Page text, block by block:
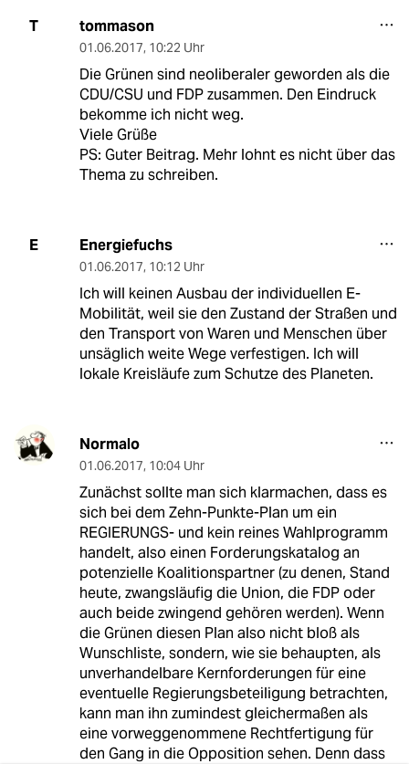
T tommason
01.06.2017, 10:22 Uhr
Die Grünen sind neoliberaler geworden als die
CDU/CSU und FDP zusammen. Den Eindruck
bekomme ich nicht weg.
Viele Grüße
PS: Guter Beitrag. Mehr lohnt es nicht über das
Thema zu schreiben.
E Energiefuchs
01.06.2017, 10:12 Uhr
Ich will keinen Ausbau der individuellen E-
Mobilität, weil sie den Zustand der Straßen und
den Transport von Waren und Menschen über
unsäglich weite Wege verfestigen. Ich will
lokale Kreisläufe zum Schutze des Planeten.
Normalo
01.06.2017, 10:04 Uhr
Zunächst sollte man sich klarmachen, dass es
sich bei dem Zehn-Punkte-Plan um ein
REGIERUNGS- und kein reines Wahlprogramm
handelt, also einen Forderungskatalog an
potenzielle Koalitionspartner (zu denen, Stand
heute, zwangsläufig die Union, die FDP oder
auch beide zwingend gehören werden). Wenn
die Grünen diesen Plan also nicht bloß als
Wunschliste, sondern, wie sie behaupten, als
unverhandelbare Kernforderungen für eine
eventuelle Regierungsbeteiligung betrachten,
kann man ihn zumindest gleichermaßen als
eine vorweggenommene Rechtfertigung für
den Gang in die Opposition sehen. Denn dass